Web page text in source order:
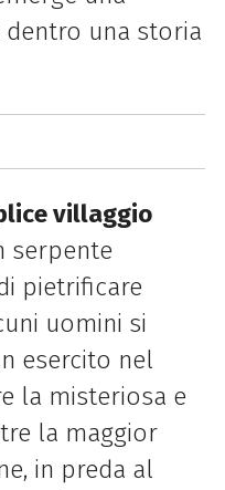
una storia
villaggio
serpente
pietrificare
uomini si
esercito nel
la misteriosa e
la maggior
in preda al